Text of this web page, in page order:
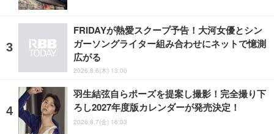
FRIDAYが熱愛スクープ予告！大河女優とシン
ガーソングライター組み合わせにネットで憶測
広がる
2026.8.6(木) 13:00
羽生結弦自らポーズを提案し撮影！完全撮り下
ろし2027年度版カレンダーが発売決定！
2026.8.7(金) 16:03